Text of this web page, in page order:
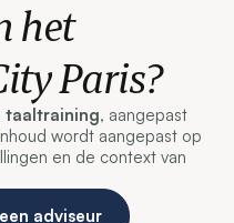
het
Paris?
taaltraining, aangepast
wordt aangepast op
en de context van
adviseur